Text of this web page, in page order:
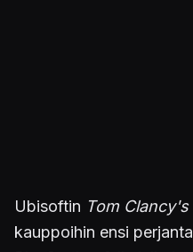
Ubisoftin Tom Clancy's
kauppoihin ensi